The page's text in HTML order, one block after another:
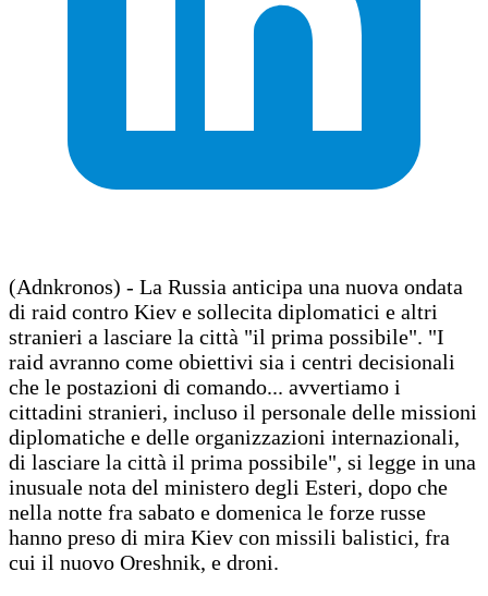
(Adnkronos) - La Russia anticipa una nuova ondata
di raid contro Kiev e sollecita diplomatici e altri
stranieri a lasciare la città "il prima possibile". "I
raid avranno come obiettivi sia i centri decisionali
che le postazioni di comando... avvertiamo i
cittadini stranieri, incluso il personale delle missioni
diplomatiche e delle organizzazioni internazionali,
di lasciare la città il prima possibile", si legge in una
inusuale nota del ministero degli Esteri, dopo che
nella notte fra sabato e domenica le forze russe
hanno preso di mira Kiev con missili balistici, fra
cui il nuovo Oreshnik, e droni.